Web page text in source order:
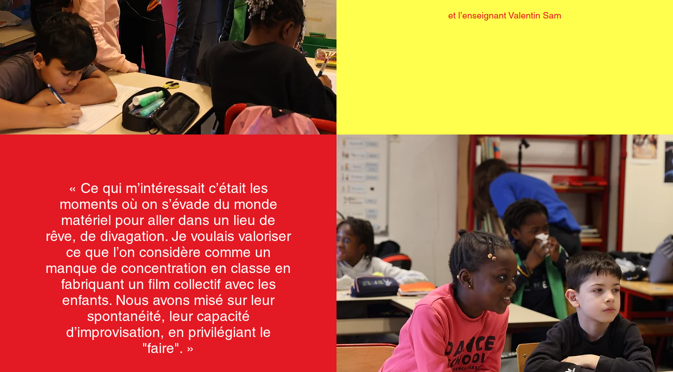
et l’enseignant Valentin Sam
« Ce qui m’intéressait c’était les
moments où on s’évade du monde
matériel pour aller dans un lieu de
rêve, de divagation. Je voulais valoriser
ce que l’on considère comme un
manque de concentration en classe en
fabriquant un film collectif avec les
enfants. Nous avons misé sur leur
spontanéité, leur capacité
d’improvisation, en privilégiant le
"faire". »